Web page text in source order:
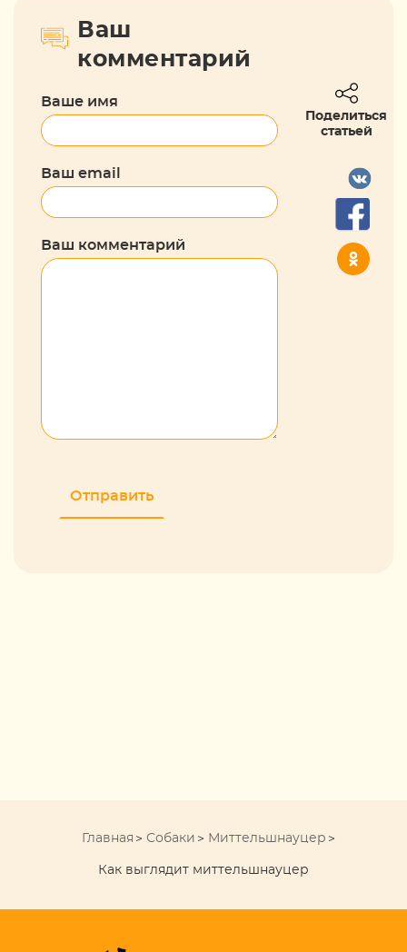
Ваш
комментарий
Ваше имя
Ваш email
Ваш комментарий
Поделиться
статьей
Главная Собаки Миттельшнауцер
Как выглядит миттельшнауцер